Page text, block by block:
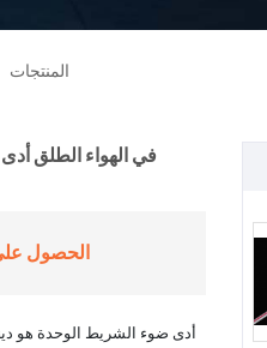
المنتجات
في الهواء الطلق
الحصول
أدى ضوء الشريط الوحدة هو